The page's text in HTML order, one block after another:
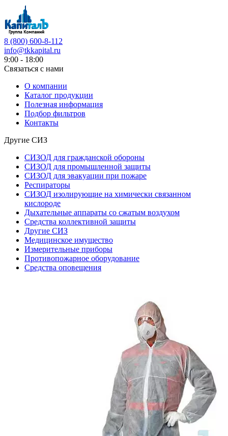
8 (800) 600-8-112
info@tkkapital.ru
9:00 - 18:00
Связаться с нами
О компании
Каталог продукции
Полезная информация
Подбор фильтров
Контакты
Другие СИЗ
СИЗОД для гражданской обороны
СИЗОД для промышленной защиты
СИЗОД для эвакуации при пожаре
Респираторы
СИЗОД изолирующие на химически связанном
кислороде
Дыхательные аппараты со сжатым воздухом
Средства коллективной защиты
Другие СИЗ
Медицинское имущество
Измерительные приборы
Противопожарное оборудование
Средства оповещения